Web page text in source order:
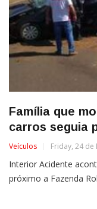
Família que
carros seguia
Veículos Friday, 24
Interior Acidente
próximo a Fazenda